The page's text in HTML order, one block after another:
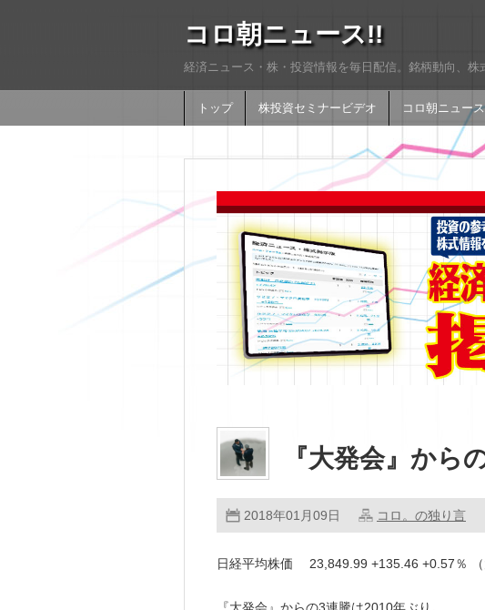
コロ朝ニュース!!
経済ニュース・株・投資情報を毎日配信。銘柄動向、
トップ 株投資セミナービデオ コロ朝ニュー
『大発会』から
2018年01月09日 コロ。の独り言
日経平均株価 23,849.99 +135.46 +0.57％ （